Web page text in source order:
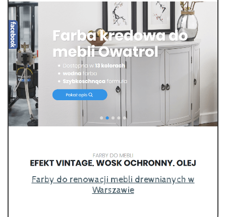
Farby do renowacji mebli drewnianych w
Warszawie